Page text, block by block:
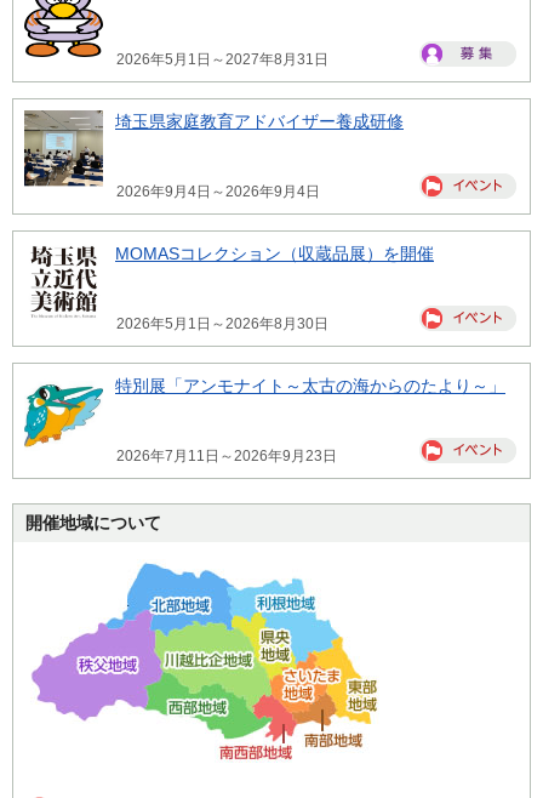
2026年5月1日～2027年8月31日
埼玉県家庭教育アドバイザー養成研修
2026年9月4日～2026年9月4日
MOMASコレクション（収蔵品展）を開催
2026年5月1日～2026年8月30日
特別展「アンモナイト～太古の海からのたより～」
2026年7月11日～2026年9月23日
開催地域について